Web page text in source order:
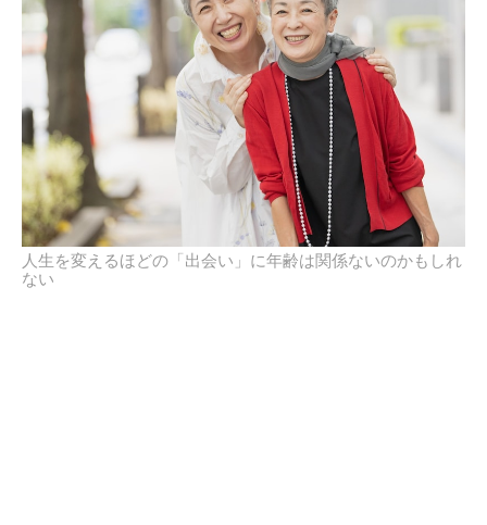
人生を変えるほどの「出会い」に年齢は関係ないのかもしれ
ない